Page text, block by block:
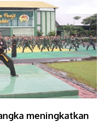
meningkatkan